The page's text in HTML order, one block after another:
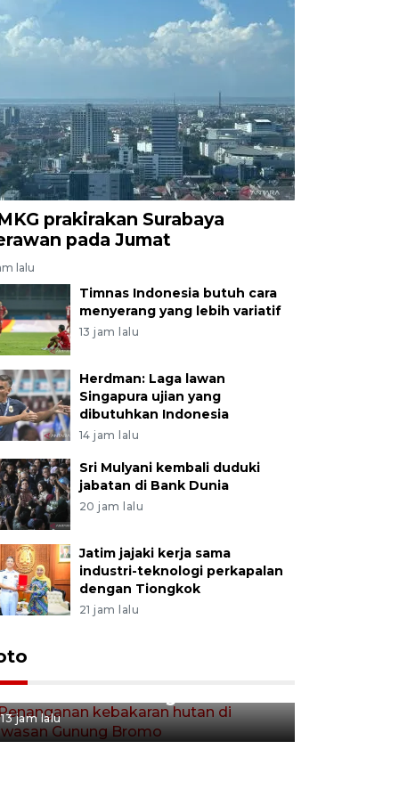
prakirakan Surabaya
pada Jumat
lalu
Timnas Indonesia butuh cara
menyerang yang lebih variatif
13 jam lalu
Herdman: Laga lawan
Singapura ujian yang
dibutuhkan Indonesia
14 jam lalu
Sri Mulyani kembali duduki
jabatan di Bank Dunia
20 jam lalu
Jatim jajaki kerja sama
industri-teknologi perkapalan
dengan Tiongkok
21 jam lalu
Penanganan kebakaran hutan
13 jam lalu